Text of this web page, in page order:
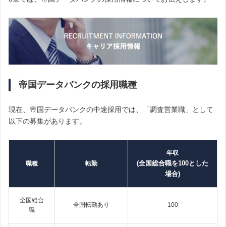
帝国データバンクの採用職種
現在、帝国データバンクの中途採用では、「調査営業職」として
以下の募集があります。
職種 転勤
年収
(全国総合職を100とした
場合)
全国総合
職
全国転勤あり 100